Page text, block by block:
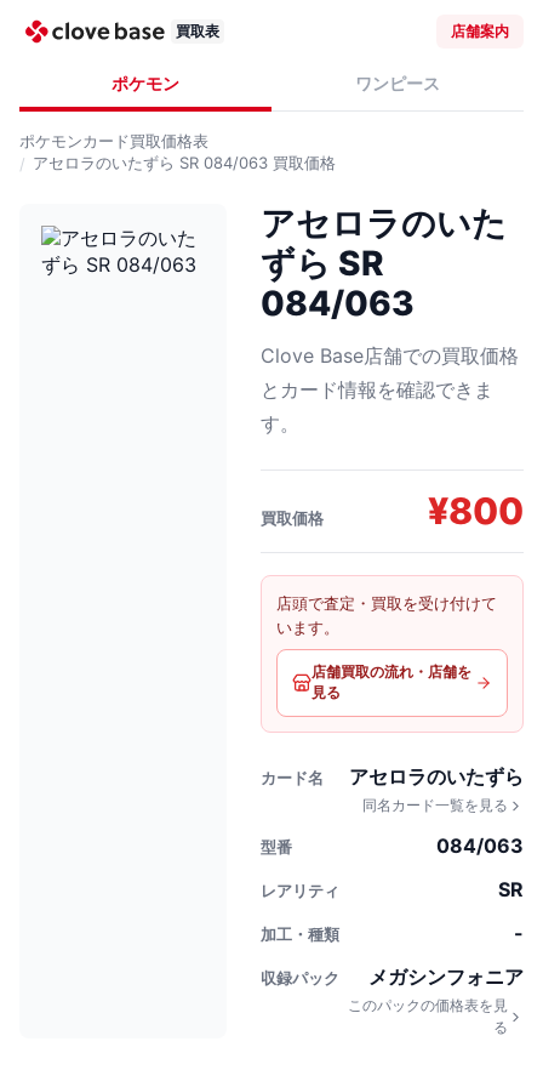
買取表 店舗案内
ポケモン ワンピース
ポケモンカード買取価格表
アセロラのいたずら SR 084/063 買取価格
アセロラのいた
ずら SR
084/063
Clove Base店舗での買取価格
とカード情報を確認できま
す。
買取価格 ¥800
店頭で査定・買取を受け付けて
います。
店舗買取の流れ・店舗を
見る
カード名 アセロラのいたずら
同名カード一覧を見る
型番 084/063
レアリティ SR
加工・種類 -
収録パック メガシンフォニア
このパックの価格表を見
る